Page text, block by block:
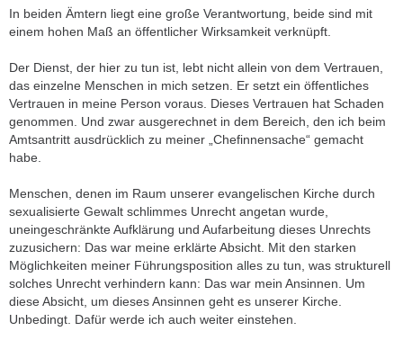
In beiden Ämtern liegt eine große Verantwortung, beide sind mit
einem hohen Maß an öffentlicher Wirksamkeit verknüpft.
Der Dienst, der hier zu tun ist, lebt nicht allein von dem Vertrauen,
das einzelne Menschen in mich setzen. Er setzt ein öffentliches
Vertrauen in meine Person voraus. Dieses Vertrauen hat Schaden
genommen. Und zwar ausgerechnet in dem Bereich, den ich beim
Amtsantritt ausdrücklich zu meiner „Chefinnensache“ gemacht
habe.
Menschen, denen im Raum unserer evangelischen Kirche durch
sexualisierte Gewalt schlimmes Unrecht angetan wurde,
uneingeschränkte Aufklärung und Aufarbeitung dieses Unrechts
zuzusichern: Das war meine erklärte Absicht. Mit den starken
Möglichkeiten meiner Führungsposition alles zu tun, was strukturell
solches Unrecht verhindern kann: Das war mein Ansinnen. Um
diese Absicht, um dieses Ansinnen geht es unserer Kirche.
Unbedingt. Dafür werde ich auch weiter einstehen.